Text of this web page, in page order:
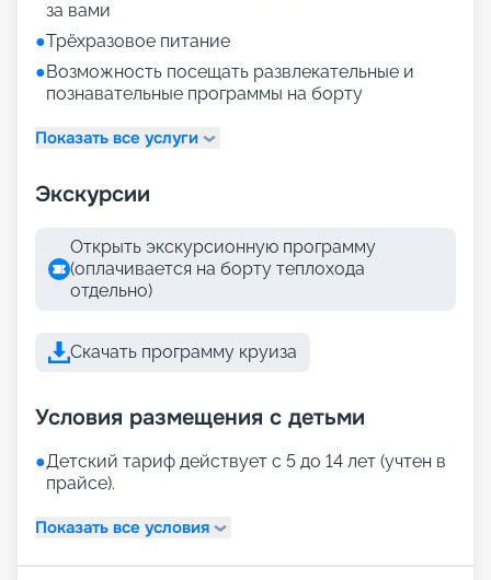
за вами
●Трёхразовое питание
●Возможность посещать развлекательные и
познавательные программы на борту
Показать все услуги
Экскурсии
Открыть экскурсионную программу
(оплачивается на борту теплохода
отдельно)
Скачать программу круиза
Условия размещения с детьми
●Детский тариф действует с 5 до 14 лет (учтен в
прайсе).
Показать все условия